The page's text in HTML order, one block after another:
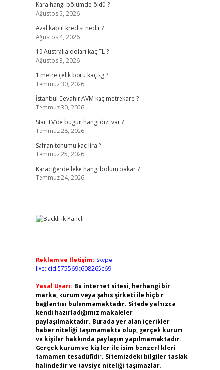
Kara hangi bölümde öldü ?
Ağustos 5, 2026
Aval kabul kredisi nedir ?
Ağustos 4, 2026
10 Australia doları kaç TL ?
Ağustos 3, 2026
1 metre çelik boru kaç kg ?
Temmuz 30, 2026
İstanbul Cevahir AVM kaç metrekare ?
Temmuz 30, 2026
Star TV’de bugün hangi dizi var ?
Temmuz 28, 2026
Safran tohumu kaç lira ?
Temmuz 25, 2026
Karaciğerde leke hangi bölüm bakar ?
Temmuz 24, 2026
Reklam ve İletişim: Skype:
live:.cid.575569c608265c69
Yasal Uyarı: Bu internet sitesi, herhangi bir
marka, kurum veya şahıs şirketi ile hiçbir
bağlantısı bulunmamaktadır. Sitede yalnızca
kendi hazırladığımız makaleler
paylaşılmaktadır. Burada yer alan içerikler
haber niteliği taşımamakta olup, gerçek kurum
ve kişiler hakkında paylaşım yapılmamaktadır.
Gerçek kurum ve kişiler ile isim benzerlikleri
tamamen tesadüfidir. Sitemizdeki bilgiler taslak
halindedir ve tavsiye niteliği taşımazlar.